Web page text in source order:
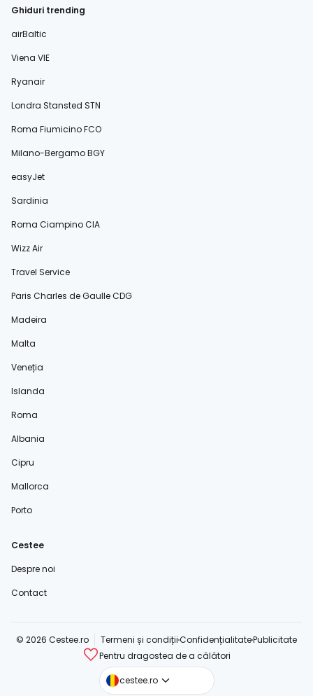
Ghiduri trending
airBaltic
Viena VIE
Ryanair
Londra Stansted STN
Roma Fiumicino FCO
Milano-Bergamo BGY
easyJet
Sardinia
Roma Ciampino CIA
Wizz Air
Travel Service
Paris Charles de Gaulle CDG
Madeira
Malta
Veneția
Islanda
Roma
Albania
Cipru
Mallorca
Porto
Cestee
Despre noi
Contact
© 2026 Cestee.ro Termeni și condițiiConfidențialitatePublicitate
Pentru dragostea de a călători
cestee.ro
cestee.com
cestee.sk